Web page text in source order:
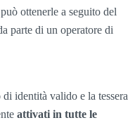
ottenerle a seguito del
parte di un operatore di
identità valido e la tessera
attivati in tutte le